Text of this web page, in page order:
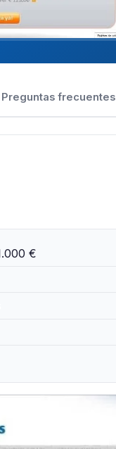
Preguntas frecuentes
€